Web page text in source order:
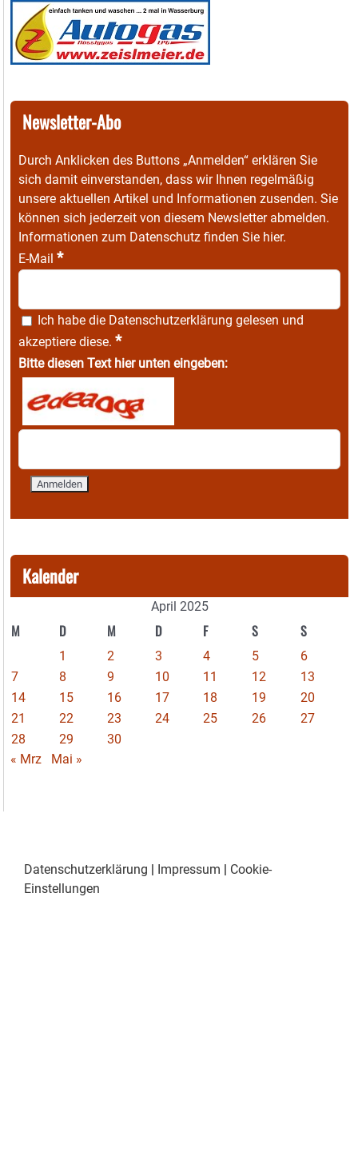
Newsletter-Abo
Durch Anklicken des Buttons „Anmelden“ erklären Sie
sich damit einverstanden, dass wir Ihnen regelmäßig
unsere aktuellen Artikel und Informationen zusenden. Sie
können sich jederzeit von diesem Newsletter abmelden.
Informationen zum Datenschutz finden Sie hier.
E-Mail *
Ich habe die Datenschutzerklärung gelesen und
akzeptiere diese. *
Bitte diesen Text hier unten eingeben:
Kalender
April 2025
M D M D F S S
1 2 3 4 5
6
7
8 9 10 11 12
13
14
15 16 17 18 19
20
21
22 23 24 25 26
27
28
29
30
« Mrz
Mai »
Datenschutzerklärung | Impressum | Cookie-
Einstellungen